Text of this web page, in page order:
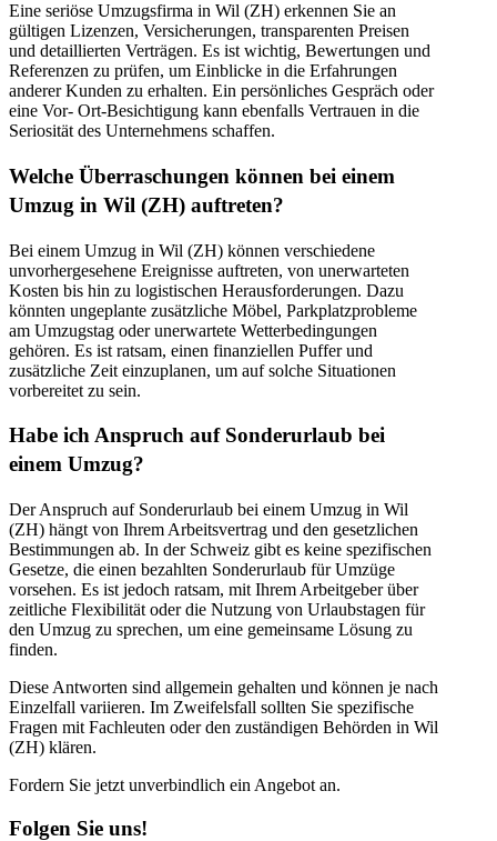
Eine seriöse Umzugsfirma in Wil (ZH) erkennen Sie an
gültigen Lizenzen, Versicherungen, transparenten Preisen
und detaillierten Verträgen. Es ist wichtig, Bewertungen und
Referenzen zu prüfen, um Einblicke in die Erfahrungen
anderer Kunden zu erhalten. Ein persönliches Gespräch oder
eine Vor- Ort-Besichtigung kann ebenfalls Vertrauen in die
Seriosität des Unternehmens schaffen.
Welche Überraschungen können bei einem
Umzug in Wil (ZH) auftreten?
Bei einem Umzug in Wil (ZH) können verschiedene
unvorhergesehene Ereignisse auftreten, von unerwarteten
Kosten bis hin zu logistischen Herausforderungen. Dazu
könnten ungeplante zusätzliche Möbel, Parkplatzprobleme
am Umzugstag oder unerwartete Wetterbedingungen
gehören. Es ist ratsam, einen finanziellen Puffer und
zusätzliche Zeit einzuplanen, um auf solche Situationen
vorbereitet zu sein.
Habe ich Anspruch auf Sonderurlaub bei
einem Umzug?
Der Anspruch auf Sonderurlaub bei einem Umzug in Wil
(ZH) hängt von Ihrem Arbeitsvertrag und den gesetzlichen
Bestimmungen ab. In der Schweiz gibt es keine spezifischen
Gesetze, die einen bezahlten Sonderurlaub für Umzüge
vorsehen. Es ist jedoch ratsam, mit Ihrem Arbeitgeber über
zeitliche Flexibilität oder die Nutzung von Urlaubstagen für
den Umzug zu sprechen, um eine gemeinsame Lösung zu
finden.
Diese Antworten sind allgemein gehalten und können je nach
Einzelfall variieren. Im Zweifelsfall sollten Sie spezifische
Fragen mit Fachleuten oder den zuständigen Behörden in Wil
(ZH) klären.
Fordern Sie jetzt unverbindlich ein Angebot an.
Folgen Sie uns!